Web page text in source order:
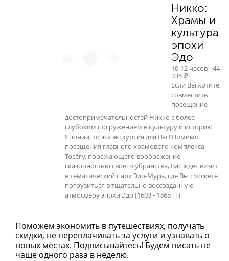
Никко:
Храмы и
культура
эпохи
Эдо
10-12 часов - 44
335
Если Вы хотите
совместить
посещение
достопримечательностей Никко с более
глубоким погружением в культуру и историю
Японии, то эта экскурсия для Вас! Помимо
посещения главного храмового комплекса
Тосёгу, поражающего воображение
сказочностью своего убранства, Вас ждет визит
в тематический парк Эдо-Мура, где Вы сможете
погрузиться в тщательно воссозданную
атмосферу эпохи Эдо (1603 - 1868 гг).
Поможем экономить в путешествиях, получать
скидки, не переплачивать за услуги и узнавать о
новых местах. Подписывайтесь! Будем писать не
чаще одного раза в неделю.